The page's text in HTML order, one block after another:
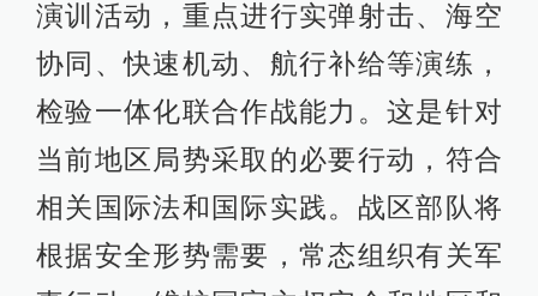
演训活动，重点进行实弹射击、海空
协同、快速机动、航行补给等演练，
检验一体化联合作战能力。这是针对
当前地区局势采取的必要行动，符合
相关国际法和国际实践。战区部队将
根据安全形势需要，常态组织有关军